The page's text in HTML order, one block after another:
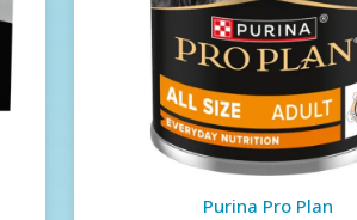
Purina Pro Plan